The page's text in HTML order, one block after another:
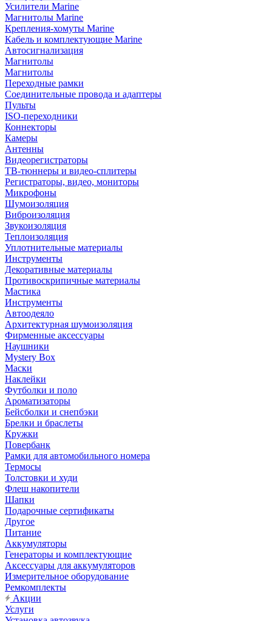
Усилители Marine
Магнитолы Marine
Крепления-хомуты Marine
Кабель и комплектующие Marine
Автосигнализация
Магнитолы
Магнитолы
Переходные рамки
Соединительные провода и адаптеры
Пульты
ISO-переходники
Коннекторы
Камеры
Антенны
Видеорегистраторы
ТВ-тюннеры и видео-сплитеры
Регистраторы, видео, мониторы
Микрофоны
Шумоизоляция
Виброизоляция
Звукоизоляция
Теплоизоляция
Уплотнительные материалы
Инструменты
Декоративные материалы
Противоскрипичные материалы
Мастика
Инструменты
Автоодеяло
Архитектурная шумоизоляция
Фирменные аксессуары
Наушники
Mystery Box
Маски
Наклейки
Футболки и поло
Ароматизаторы
Бейсболки и снепбэки
Брелки и браслеты
Кружки
Повербанк
Рамки для автомобильного номера
Термосы
Толстовки и худи
Флеш накопители
Шапки
Подарочные сертификаты
Другое
Питание
Аккумуляторы
Генераторы и комплектующие
Аксессуары для аккумуляторов
Измерительное оборудование
Ремкомплекты
Акции
Услуги